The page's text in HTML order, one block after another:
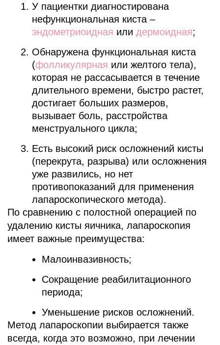
У пациентки диагностирована
нефункциональная киста –
эндометриоидная или дермоидная;
Обнаружена функциональная киста
(фолликулярная или желтого тела),
которая не рассасывается в течение
длительного времени, быстро растет,
достигает больших размеров,
вызывает боль, расстройства
менструального цикла;
Есть высокий риск осложнений кисты
(перекрута, разрыва) или осложнения
уже развились, но нет
противопоказаний для применения
лапароскопического метода).
По сравнению с полостной операцией по
удалению кисты яичника, лапароскопия
имеет важные преимущества:
Малоинвазивность;
Сокращение реабилитационного
периода;
Уменьшение рисков осложнений.
Метод лапароскопии выбирается также
всегда, когда это возможно, при лечении